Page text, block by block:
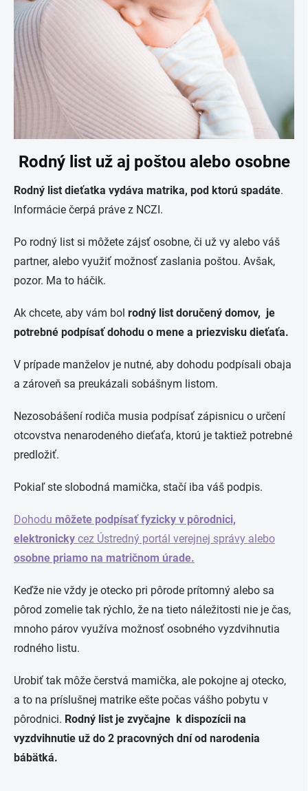
Rodný list už aj poštou alebo osobne
Rodný list dieťatka vydáva matrika, pod ktorú spadáte.
Informácie čerpá práve z NCZI.
Po rodný list si môžete zájsť osobne, či už vy alebo váš
partner, alebo využiť možnosť zaslania poštou. Avšak,
pozor. Ma to háčik.
Ak chcete, aby vám bol rodný list doručený domov, je
potrebné podpísať dohodu o mene a priezvisku dieťaťa.
V prípade manželov je nutné, aby dohodu podpísali obaja
a zároveň sa preukázali sobášnym listom.
Nezosobášení rodiča musia podpísať zápisnicu o určení
otcovstva nenarodeného dieťaťa, ktorú je taktiež potrebné
predložiť.
Pokiaľ ste slobodná mamička, stačí iba váš podpis.
Dohodu môžete podpísať fyzicky v pôrodnici,
elektronicky cez Ústredný portál verejnej správy alebo
osobne priamo na matričnom úrade.
Keďže nie vždy je otecko pri pôrode prítomný alebo sa
pôrod zomelie tak rýchlo, že na tieto náležitosti nie je čas,
mnoho párov využíva možnosť osobného vyzdvihnutia
rodného listu.
Urobiť tak môže čerstvá mamička, ale pokojne aj otecko,
a to na príslušnej matrike ešte počas vášho pobytu v
pôrodnici. Rodný list je zvyčajne k dispozícii na
vyzdvihnutie už do 2 pracovných dní od narodenia
bábätká.